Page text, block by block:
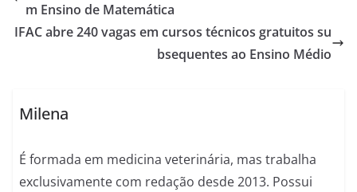
m Ensino de Matemática
IFAC abre 240 vagas em cursos técnicos gratuitos su
bsequentes ao Ensino Médio
Milena
É formada em medicina veterinária, mas trabalha
exclusivamente com redação desde 2013. Possui